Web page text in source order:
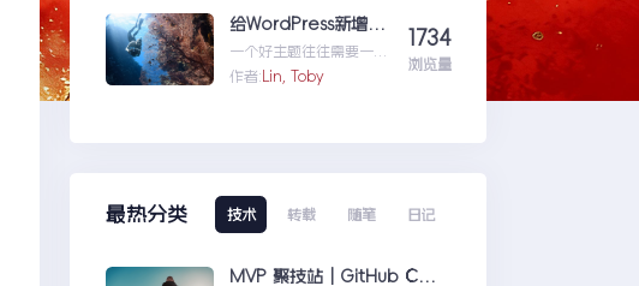
（把方法和变量名变成无
带混淆工具DotFuscator
使用方法（超简单）
给WordPress新增主题配置页面
一个好主题往往需要一个
友好人性的配置页面，那
作者: Lin, Toby
1734
浏览量
最热分类 技术 转载 随笔 日记
MVP 聚技站｜GitHub Copilot SDK 入门：五分钟构建你的第一个 AI Agent